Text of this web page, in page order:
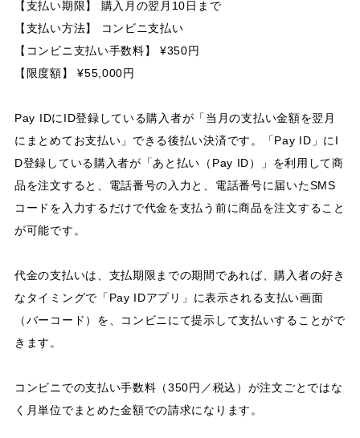
【支払い期限】 購入月の翌月10日まで
【支払い方法】 コンビニ支払い
【コンビニ支払い手数料】 ¥350円
【限度額】 ¥55,000円
Pay IDにID登録している購入者が「当月の支払い金額を翌月
にまとめてお支払い」できる後払い決済です。「Pay ID」にI
D登録している購入者が「あと払い（Pay ID）」を利用して商
品を注文すると、電話番号の入力と、電話番号に届いたSMS
コードを入力するだけで代金を支払う前に商品を注文すること
が可能です。
代金の支払いは、支払期限までの期間であれば、購入者の好き
なタイミングで「Pay IDアプリ」に表示される支払い画面
（バーコード）を、コンビニにて提示して支払いすることがで
きます。
コンビニでの支払い手数料（350円／税込）が注文ごとではな
く月単位でまとめた金額での請求になります。